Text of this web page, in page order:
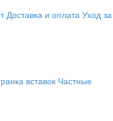
Доставка и оплата Уход за
вставок Частные